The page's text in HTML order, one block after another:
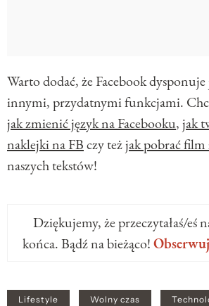
Warto dodać, że Facebook
innymi, przydatnymi funkcjami.
jak zmienić język na Facebooku,jak
naklejki na FBczy teżjak pobrać film
naszych tekstów!
Dziękujemy, że przeczytałaś/eś
końca. Bądź na bieżąco!
Lifestyle Wolny czas